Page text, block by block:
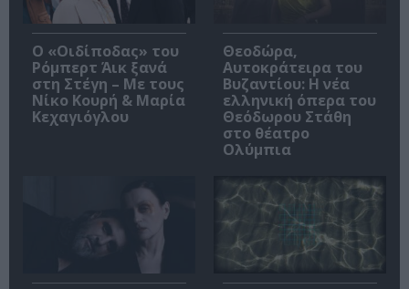
O «Οιδίποδας» του
Ρόμπερτ Άικ ξανά
στη Στέγη – Με τους
Νίκο Κουρή & Μαρία
Κεχαγιόγλου
Θεοδώρα,
Αυτοκράτειρα του
Βυζαντίου: Η νέα
ελληνική όπερα του
Θεόδωρου Στάθη
στο θέατρο
Ολύμπια